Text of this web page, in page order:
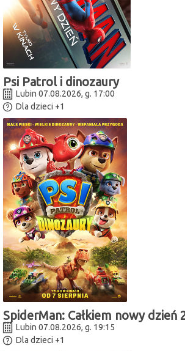
Psi Patrol i dinozaury
Lubin 07.08.2026, g. 17:00
Dla dzieci +1
SpiderMan: Całkiem nowy dzień
Lubin 07.08.2026, g. 19:15
Dla dzieci +1